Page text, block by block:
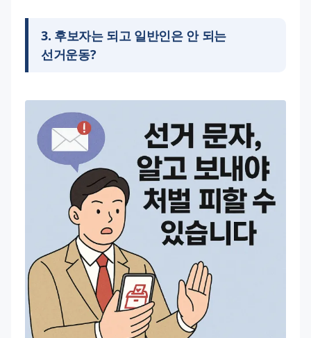
3. 후보자는 되고 일반인은 안 되는
선거운동?